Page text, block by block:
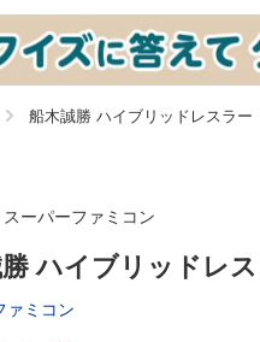
船木誠勝 ハイブリッドレスラー
スーパーファミコン
ハイブリッドレ
ァミコン